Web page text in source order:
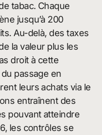
tabac. Chaque
jusqu’à 200
Au-delà, des taxes
la valeur plus les
droit à cette
passage en
leurs achats via le
entraînent des
pouvant atteindre
les contrôles se